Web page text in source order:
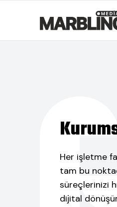
Her işletme
tam bu
süreçlerinizi
dijital